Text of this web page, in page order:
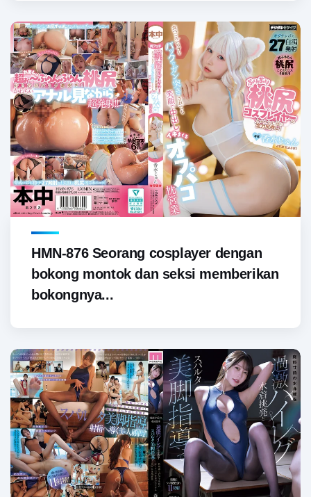
HMN-876 Seorang cosplayer dengan
bokong montok dan seksi memberikan
bokongnya...